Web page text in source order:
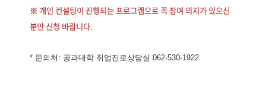
※ 개인 컨설팅이 진행되는 프로그램으로 꼭 참여 의지가 있으신
분만 신청 바랍니다.
* 문의처: 공과대학 취업진로상담실 062-530-1922